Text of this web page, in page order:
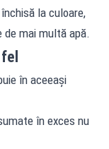
la culoare,
de mai multă apă.
în aceeași
în exces nu